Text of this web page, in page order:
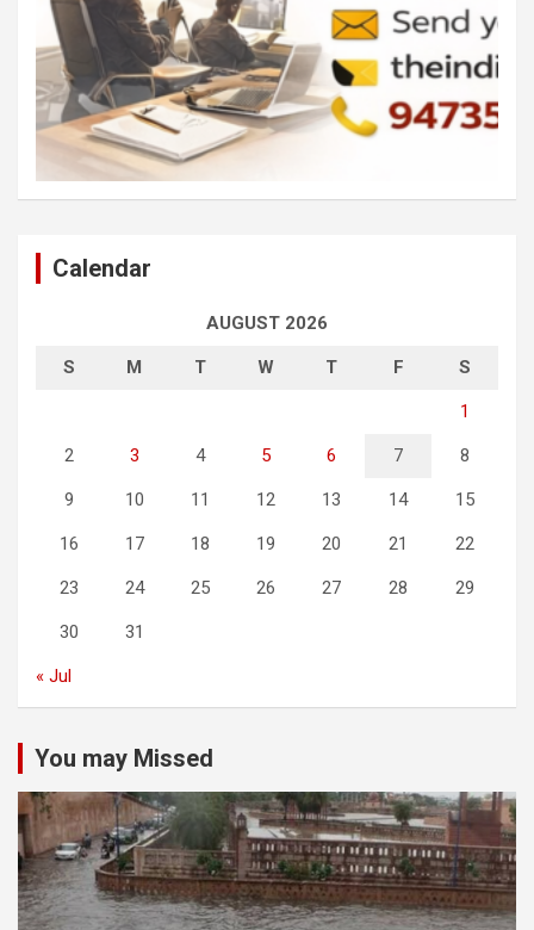
Calendar
AUGUST 2026
S M T W T F S
1
2 3 4 5 6 7 8
9 10 11 12 13 14 15
16 17 18 19 20 21 22
23 24 25 26 27 28 29
30 31
« Jul
You may Missed